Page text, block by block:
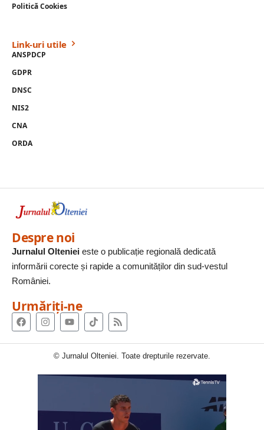
Politică Cookies
Link-uri utile
ANSPDCP
GDPR
DNSC
NIS2
CNA
ORDA
Despre noi
Jurnalul Olteniei este o publicație regională dedicată
informării corecte și rapide a comunităților din sud-vestul
României.
Urmăriți-ne
© Jurnalul Olteniei. Toate drepturile rezervate.